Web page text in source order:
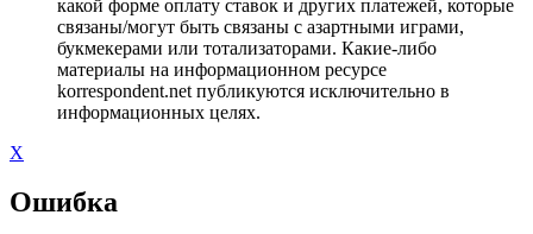
какой форме оплату ставок и других платежей, которые
связаны/могут быть связаны с азартными играми,
букмекерами или тотализаторами. Какие-либо
материалы на информационном ресурсе
korrespondent.net публикуются исключительно в
информационных целях.
X
Ошибка